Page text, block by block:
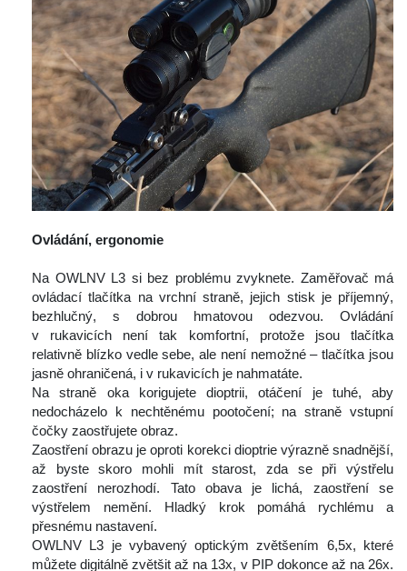
Ovládání, ergonomie
Na OWLNV L3 si bez problému zvyknete. Zaměřovač má
ovládací tlačítka na vrchní straně, jejich stisk je příjemný,
bezhlučný, s dobrou hmatovou odezvou. Ovládání
v rukavicích není tak komfortní, protože jsou tlačítka
relativně blízko vedle sebe, ale není nemožné – tlačítka jsou
jasně ohraničená, i v rukavicích je nahmatáte.
Na straně oka korigujete dioptrii, otáčení je tuhé, aby
nedocházelo k nechtěnému pootočení; na straně vstupní
čočky zaostřujete obraz.
Zaostření obrazu je oproti korekci dioptrie výrazně snadnější,
až byste skoro mohli mít starost, zda se při výstřelu
zaostření nerozhodí. Tato obava je lichá, zaostření se
výstřelem nemění. Hladký krok pomáhá rychlému a
přesnému nastavení.
OWLNV L3 je vybavený optickým zvětšením 6,5x, které
můžete digitálně zvětšit až na 13x, v PIP dokonce až na 26x.